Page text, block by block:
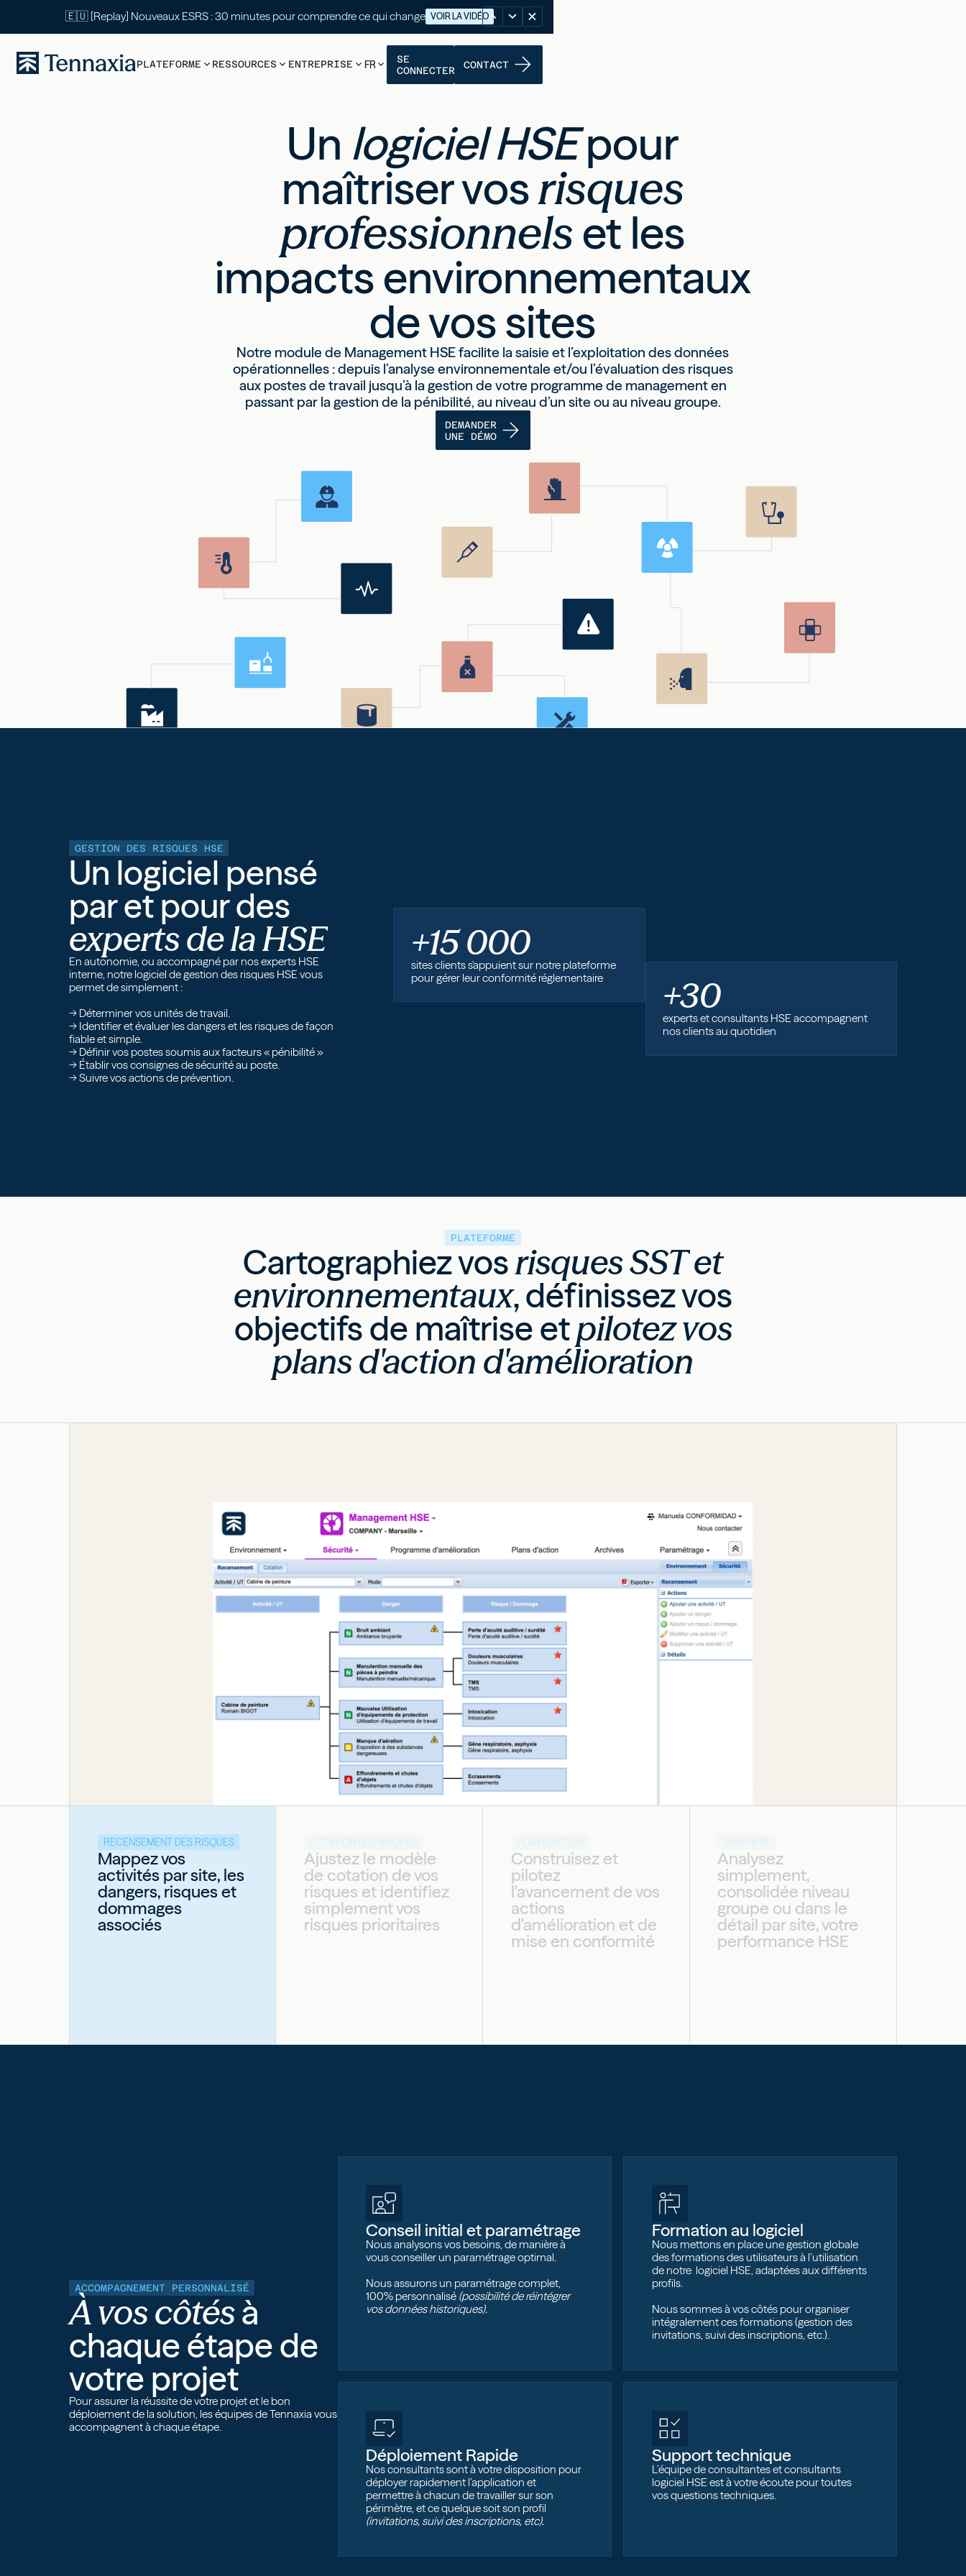
🇪🇺 [Replay] Nouveaux ESRS : 30 minutes pour comprendre ce qui change VOIR LA VIDÉO
PLATEFORME RESSOURCES ENTREPRISE FR
SE
CONNECTER
CONTACT
Un logiciel HSEpour
maîtriser vosrisques
professionnelset les
impacts environnementaux
de vos sites
Notre module de Management HSE facilite la saisie et l’exploitation des données
opérationnelles: depuis l’analyse environnementale et/ou l’évaluation des risques
aux postes de travail jusqu’à la gestion de votre programme de management en
passant par la gestion de la pénibilité, au niveau d’un site ou au niveau groupe.
DEMANDER
UNE DÉMO
GESTION DES RISQUES HSE
Un logiciel pensé
par et pour des
experts de la HSE
En autonomie, ou accompagné par nos experts HSE
interne, notre logiciel de gestion des risques HSE vous
permet de simplement :
-> Déterminer vos unités de travail.
-> Identifier et évaluer les dangers et les risques de façon
fiable et simple.
-> Définir vos postes soumis aux facteurs « pénibilité »
-> Établir vos consignes de sécurité au poste.
-> Suivre vos actions de prévention.
+15 000
sites clients s'appuient sur notre plateforme
pour gérer leur conformité réglementaire
+30
experts et consultants HSE accompagnent
nos clients au quotidien
PLATEFORME
Cartographiez vosrisques SST et
environnementaux, définissez vos
objectifs de maîtrise etpilotez vos
plans d'action d'amélioration
RECENSEMENT DES RISQUES
Mappez vos
activités par site, les
dangers, risques et
dommages
associés
COTATION DES RISQUES
Ajustez le modèle
de cotation de vos
risques et identifiez
simplement vos
risques prioritaires
PLAN D'ACTION
Construisez et
pilotez
l'avancement de vos
actions
d'amélioration et de
mise en conformité
SYNTHÈSE
Analysez
simplement,
consolidée niveau
groupe ou dans le
détail par site, votre
performance HSE
ACCOMPAGNEMENT PERSONNALISÉ
À vos côtésà
chaque étape de
votre projet
Pour assurer la réussite de votre projet et le bon
déploiement de la solution, les équipes de Tennaxia vous
accompagnent à chaque étape.
Conseil initial et paramétrage
Nous analysons vos besoins, de manière à
vous conseiller un paramétrage optimal.
Nous assurons un paramétrage complet,
100% personnalisé (possibilité de réintégrer
vos données historiques).
Formation au logiciel
Nous mettons en place une gestion globale
des formations des utilisateurs à l’utilisation
de notre logiciel HSE, adaptées aux différents
profils.
Nous sommes à vos côtés pour organiser
intégralement ces formations (gestion des
invitations, suivi des inscriptions, etc.).
Déploiement Rapide
Nos consultants sont à votre disposition pour
déployer rapidement l’application et
permettre à chacun de travailler sur son
périmètre, et ce quelque soit son profil
(invitations, suivi des inscriptions, etc).
Support technique
L’équipe de consultantes et consultants
logiciel HSE est à votre écoute pour toutes
vos questions techniques.